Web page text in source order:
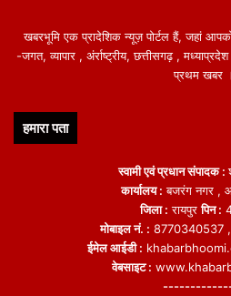
खबरभूमि एक प्रादेशिक न्यूज़ पोर्टल हैं, जहां
-जगत, व्यापार , अंर्राष्ट्रीय, छत्तीसगढ़ ,
प्रथम खबर ।
हमारा पता
स्वामी एवं प्रधान संपादक :
कार्यालय : बजरंग नगर ,
जिला : रायपुरपिन :
मोबाइल नं. : 8770340537
ईमेल आईडी :
वेबसाइट :